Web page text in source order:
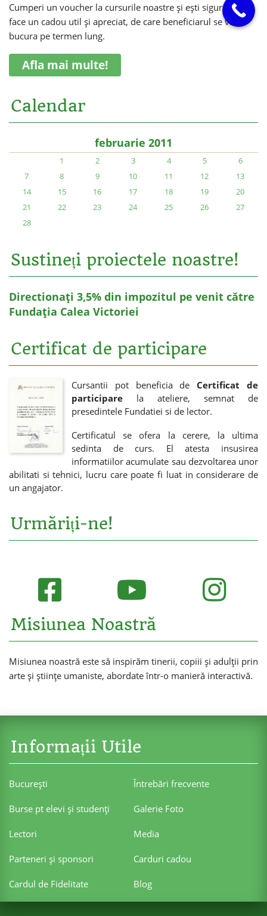
Cumperi un voucher la cursurile noastre și ești sigur că vei
face un cadou util și apreciat, de care beneficiarul se va
bucura pe termen lung.
Afla mai multe!
Calendar
februarie 2011
1 2 3 4 5
6
7
8 9 10 11 12
13
14
15 16 17 18 19
20
21
22 23 24 25 26
27
28
Sustineți proiectele noastre!
Directionați 3,5% din impozitul pe venit către
Fundația Calea Victoriei
Certificat de participare
Cursantii pot beneficia de Certificat de
participare la ateliere, semnat de
presedintele Fundatiei si de lector.
Certificatul se ofera la cerere, la ultima
sedinta de curs. El atesta insusirea
informatiilor acumulate sau dezvoltarea unor
abilitati si tehnici, lucru care poate fi luat in considerare de
un angajator.
Urmăriți-ne!
Misiunea Noastră
Misiunea noastră este să inspirăm tinerii, copiii și adulții prin
arte și științe umaniste, abordate într-o manieră interactivă.
Informații Utile
Bucureşti Întrebări frecvente
Burse pt elevi şi studenţi Galerie Foto
Lectori Media
Parteneri şi sponsori Carduri cadou
Cardul de Fidelitate Blog